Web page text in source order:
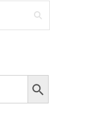
Search Button